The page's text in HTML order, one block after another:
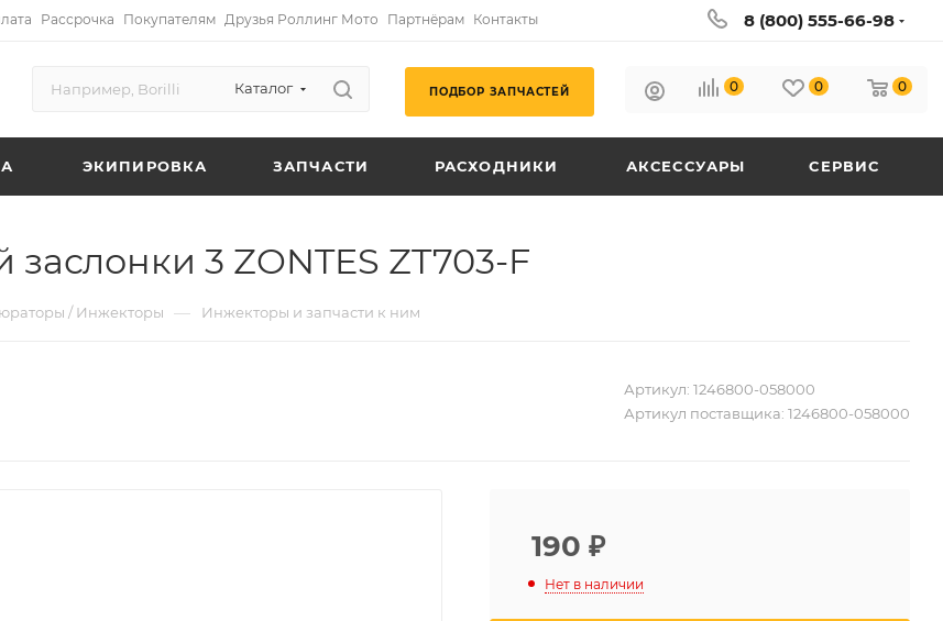
Рассрочка Покупателям Друзья Роллинг Мото Партнёрам Контакты 8 (800) 555-66-98
Каталог ПОДБОР ЗАПЧАСТЕЙ 0 0 0
ЭКИПИРОВКА ЗАПЧАСТИ РАСХОДНИКИ АКСЕССУАРЫ СЕРВИС
3 ZONTES ZT703-F
/ Инжекторы — Инжекторы и запчасти к ним
Артикул: 1246800-058000
Артикул поставщика: 1246800-058000
190 ₽
Нет в наличии